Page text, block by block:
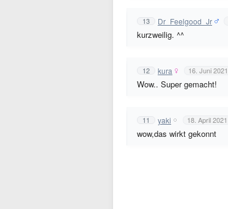
13 Dr_Feelgood_Jr
kurzweilig. ^^
12 kura 16. Juni 2021
Wow.. Super gemacht!
11 yaki 18. April 2021
wow,das wirkt gekonnt